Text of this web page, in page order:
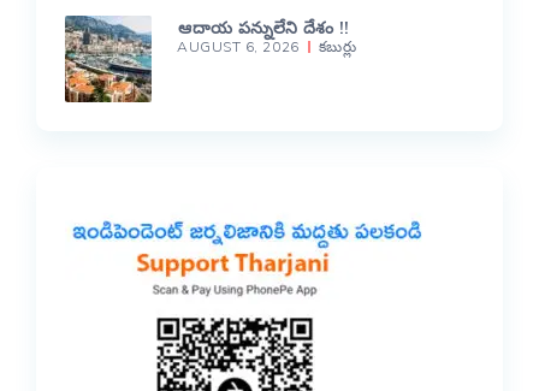
ఆదాయ పన్నులేని దేశం !!
AUGUST 6, 2026 కబుర్లు